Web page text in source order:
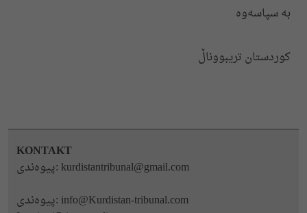
به‌ سپاسه‌وه
کوردستان تریبووناڵ
KONTAKT
پیوه‌ندی: kurdistantribunal@gmail.com
پیوه‌ندی: info@Kurdistan-tribunal.com